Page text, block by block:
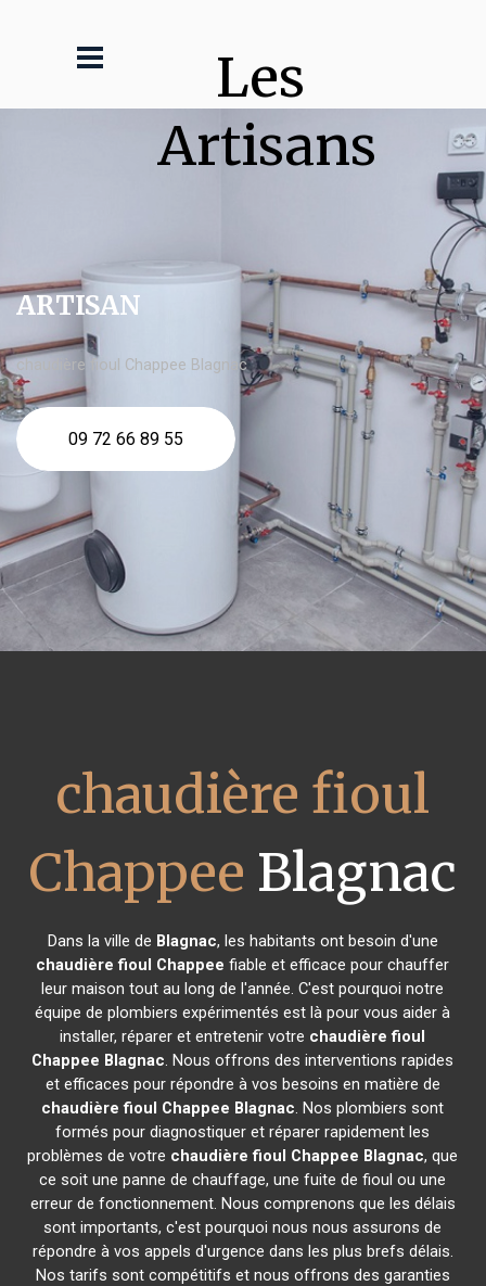
Les
Artisans
ARTISAN
chaudière fioul Chappee Blagnac
09 72 66 89 55
chaudière fioul
Chappee Blagnac
Dans la ville de Blagnac, les habitants ont besoin d'une
chaudière fioul Chappee fiable et efficace pour chauffer
leur maison tout au long de l'année. C'est pourquoi notre
équipe de plombiers expérimentés est là pour vous aider à
installer, réparer et entretenir votre chaudière fioul
Chappee Blagnac. Nous offrons des interventions rapides
et efficaces pour répondre à vos besoins en matière de
chaudière fioul Chappee Blagnac. Nos plombiers sont
formés pour diagnostiquer et réparer rapidement les
problèmes de votre chaudière fioul Chappee Blagnac, que
ce soit une panne de chauffage, une fuite de fioul ou une
erreur de fonctionnement. Nous comprenons que les délais
sont importants, c'est pourquoi nous nous assurons de
répondre à vos appels d'urgence dans les plus brefs délais.
Nos tarifs sont compétitifs et nous offrons des garanties